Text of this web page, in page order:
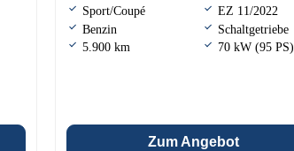
Sport/Coupé
Benzin
5.900 km
EZ 11/2022
Schaltgetriebe
70 kW (95 PS)
Zum Angebot